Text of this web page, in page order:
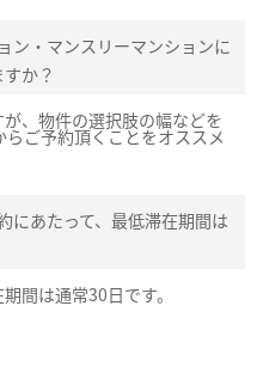
ン・マンスリーマンションに
か？
、物件の選択肢の幅などを
ご予約頂くことをオススメ
にあたって、最低滞在期間は
間は通常30日です。